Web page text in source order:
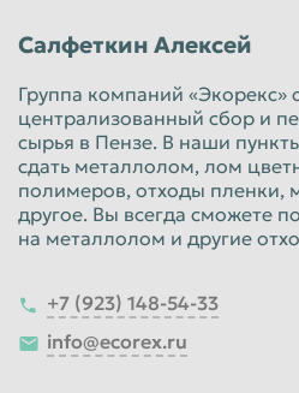
Салфеткин Алексей
Группа компаний «Экорекс»
централизованный сбор и
сырья в Пензе. В наши
сдать металлолом, лом
полимеров, отходы пленки,
другое. Вы всегда сможете
на металлолом и другие
+7 (923) 148-54-33
info@ecorex.ru